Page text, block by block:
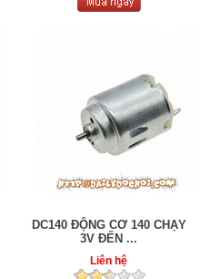
DC140 ĐỘNG CƠ 140 CHẠY
3V ĐẾN ...
Liên hệ